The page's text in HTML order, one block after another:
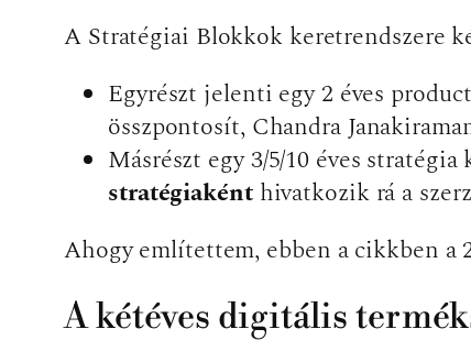
A Stratégiai Blokkok keretrendszere
Egyrészt jelenti egy 2 éves
összpontosít, Chandra
Másrészt egy 3/5/10 éves
stratégiakénthivatkozik rá a
Ahogy említettem, ebben a cikkben a
A kétéves digitális